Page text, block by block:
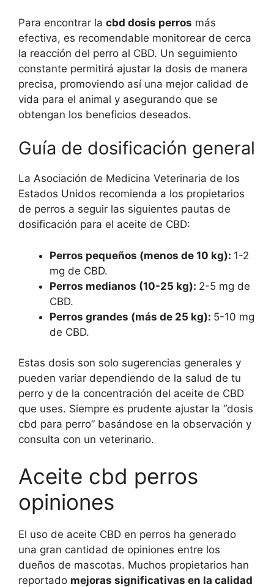
Para encontrar la cbd dosis perros más
efectiva, es recomendable monitorear de cerca
la reacción del perro al CBD. Un seguimiento
constante permitirá ajustar la dosis de manera
precisa, promoviendo así una mejor calidad de
vida para el animal y asegurando que se
obtengan los beneficios deseados.
Guía de dosificación general
La Asociación de Medicina Veterinaria de los
Estados Unidos recomienda a los propietarios
de perros a seguir las siguientes pautas de
dosificación para el aceite de CBD:
Perros pequeños (menos de 10 kg): 1-2
mg de CBD.
Perros medianos (10-25 kg): 2-5 mg de
CBD.
Perros grandes (más de 25 kg): 5-10 mg
de CBD.
Estas dosis son solo sugerencias generales y
pueden variar dependiendo de la salud de tu
perro y de la concentración del aceite de CBD
que uses. Siempre es prudente ajustar la “dosis
cbd para perro” basándose en la observación y
consulta con un veterinario.
Aceite cbd perros
opiniones
El uso de aceite CBD en perros ha generado
una gran cantidad de opiniones entre los
dueños de mascotas. Muchos propietarios han
reportado mejoras significativas en la calidad